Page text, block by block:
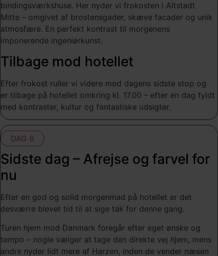
bindingsværkshuse. Her nyder vi frokosten i Altstadt
Mitte – omgivet af brostensgader, skæve facader og unik
atmosfære. En perfekt kontrast til morgenens
imponerende ingeniørkunst.
Tilbage mod hotellet
Efter frokost ruller vi videre mod dagens sidste stop og
er tilbage på hotellet omkring kl. 17.00 – efter en dag fyldt
med kontraster, kultur og fantastiske udsigter.
DAG 6
Sidste dag – Afrejse og farvel for
nu
Efter en god og solid morgenmad på hotellet er det
desværre blevet tid til at sige tak for denne gang.
Turen hjem mod Danmark foregår efter eget ønske og
tempo – nogle vælger at tage den direkte vej hjem, mens
andre nyder lidt mere af Harzen, inden de vender næsen